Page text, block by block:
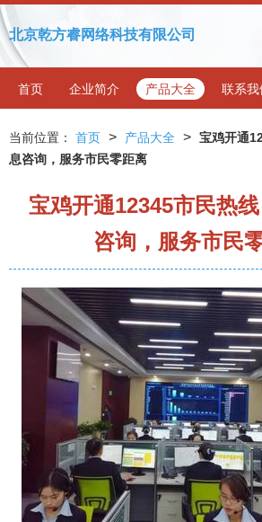
北京乾方睿网络科技有限公司
首页 企业简介 产品大全 联系我
当前位置： 首页 > 产品大全 > 宝鸡开通
息咨询，服务市民零距离
宝鸡开通12345市民热
咨询，服务市民